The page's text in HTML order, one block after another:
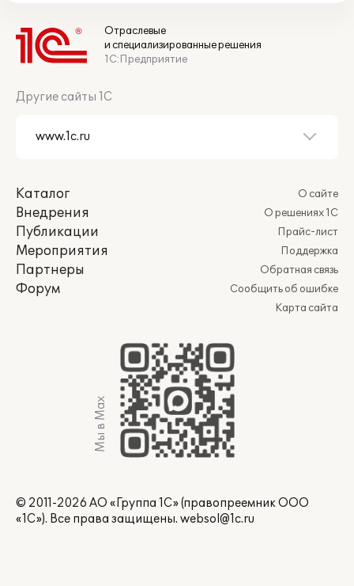
Отраслевые
и специализированные решения
1С:Предприятие
Другие сайты 1С
Каталог
Внедрения
Публикации
Мероприятия
Партнеры
Форум
О сайте
О решениях 1С
Прайс-лист
Поддержка
Обратная связь
Сообщить об ошибке
Карта сайта
Мы в Max
© 2011-2026 АО «Группа 1С» (правопреемник ООО
«1С»). Все права защищены. websol@1c.ru